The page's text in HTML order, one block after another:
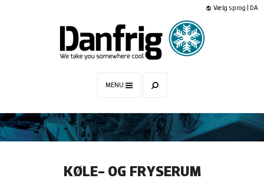
Vælg sprog | DA
MENU
KØLE- OG FRYSERUM